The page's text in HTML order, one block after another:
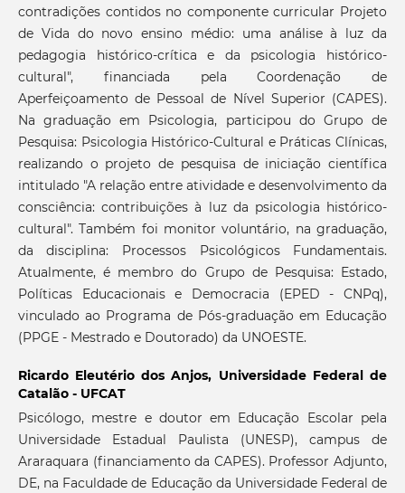
contradições contidos no componente curricular Projeto
de Vida do novo ensino médio: uma análise à luz da
pedagogia histórico-crítica e da psicologia histórico-
cultural", financiada pela Coordenação de
Aperfeiçoamento de Pessoal de Nível Superior (CAPES).
Na graduação em Psicologia, participou do Grupo de
Pesquisa: Psicologia Histórico-Cultural e Práticas Clínicas,
realizando o projeto de pesquisa de iniciação científica
intitulado "A relação entre atividade e desenvolvimento da
consciência: contribuições à luz da psicologia histórico-
cultural". Também foi monitor voluntário, na graduação,
da disciplina: Processos Psicológicos Fundamentais.
Atualmente, é membro do Grupo de Pesquisa: Estado,
Políticas Educacionais e Democracia (EPED - CNPq),
vinculado ao Programa de Pós-graduação em Educação
(PPGE - Mestrado e Doutorado) da UNOESTE.
Ricardo Eleutério dos Anjos, Universidade Federal de
Catalão - UFCAT
Psicólogo, mestre e doutor em Educação Escolar pela
Universidade Estadual Paulista (UNESP), campus de
Araraquara (financiamento da CAPES). Professor Adjunto,
DE, na Faculdade de Educação da Universidade Federal de